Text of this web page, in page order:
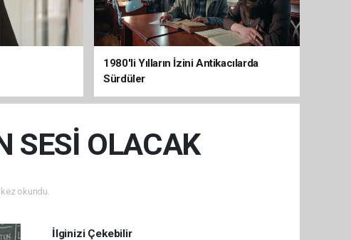
1980'li Yılların İzini Antikacılarda
Sürdüler
SESİ OLACAK
okundu.
İlginizi Çekebilir